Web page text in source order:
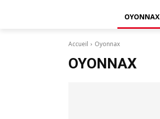
OYONNAX
Accueil Oyonnax
OYONNAX